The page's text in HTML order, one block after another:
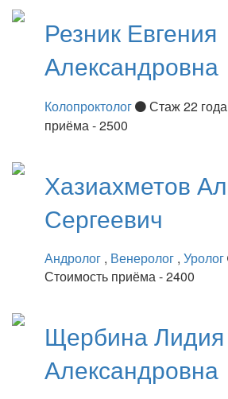
Резник Евгения
Александровна
Колопроктолог Стаж 22 года
приёма - 2500
Хазиахметов
Сергеевич
Андролог , Венеролог , Уролог
Стоимость приёма - 2400
ЩербинаЛидия
Александровна